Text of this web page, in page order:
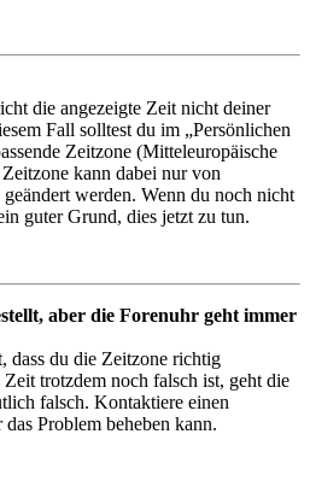
die angezeigte Zeit nicht deiner
Fall solltest du im „Persönlichen
Zeitzone (Mitteleuropäische
kann dabei nur von
werden. Wenn du noch nicht
guter Grund, dies jetzt zu tun.
aber die Forenuhr geht immer
dass du die Zeitzone richtig
trotzdem noch falsch ist, geht die
falsch. Kontaktiere einen
Problem beheben kann.